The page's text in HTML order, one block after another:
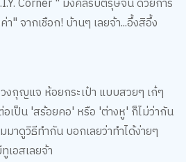
Corner " มงคลรับตรุษจีน ด้วยการ
" จากเชือก! บ้านๆ เลยจ้า...อึ้งสิอึ้ง
งกุญแจ ห้อยกระเป๋า แบบสวยๆ เก๋ๆ
อเป็น 'สร้อยคอ' หรือ 'ต่างหู' ก็ไม่ว่ากัน
าดูวิธีทำกัน บอกเลยว่าทำได้ง่ายๆ
เอสเลยจ้า